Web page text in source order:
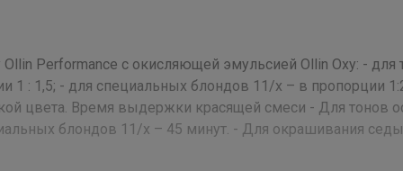
Performance с окисляющей эмульсией Ollin Oxy: - для
1 : 1,5; - для специальных блондов 11/х – в пропорции
цвета. Время выдержки красящей смеси - Для тонов
блондов 11/х – 45 минут. - Для окрашивания